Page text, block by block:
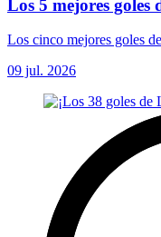
Los 5 mejores goles
Los cinco mejores goles
09 jul. 2026